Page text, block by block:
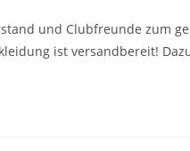
und Clubfreunde zum
ist versandbereit!